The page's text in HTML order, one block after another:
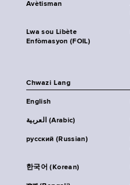
Avètisman
Lwa sou Libète
Enfòmasyon (FOIL)
Chwazi Lang
English
العربية (Arabic)
русский (Russian)
한국어 (Korean)